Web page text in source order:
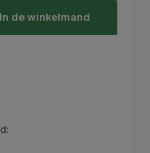
In de winkelmand